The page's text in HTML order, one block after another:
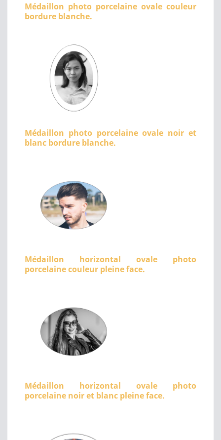
Médaillon photo porcelaine ovale couleur
bordure blanche.
Médaillon photo porcelaine ovale noir et
blanc bordure blanche.
Médaillon horizontal ovale photo
porcelaine couleur pleine face.
Médaillon horizontal ovale photo
porcelaine noir et blanc pleine face.